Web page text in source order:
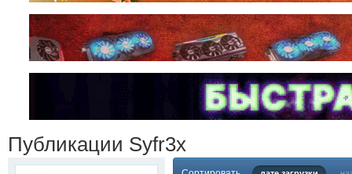
Публикации Syfr3x